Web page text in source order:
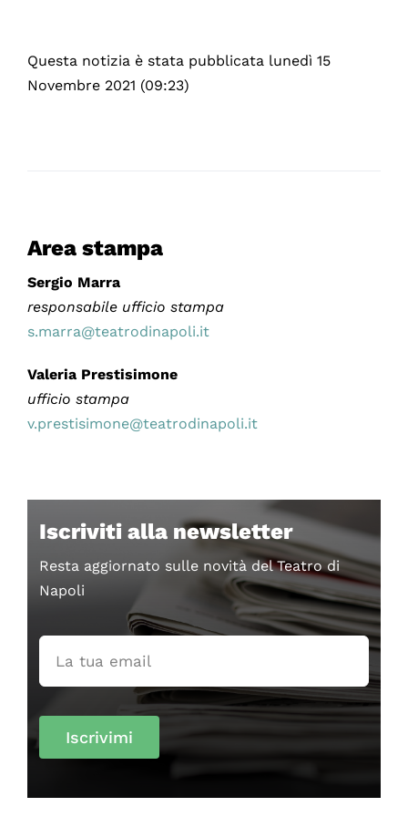
Questa notizia è stata pubblicata lunedì 15
Novembre 2021 (09:23)
Area stampa
Sergio Marra
responsabile ufficio stampa
s.marra@teatrodinapoli.it
Valeria Prestisimone
ufficio stampa
v.prestisimone@teatrodinapoli.it
Iscriviti alla newsletter
Resta aggiornato sulle novità del Teatro di
Napoli
Iscrivimi